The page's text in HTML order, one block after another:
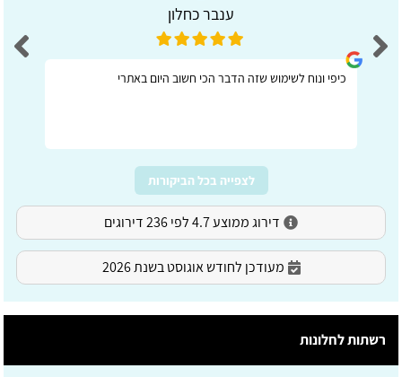
ענבר כחלון
כיפי ונוח לשימוש שזה הדבר הכי חשוב היום באתרי
לצפייה בכל הביקורות
דירוג ממוצע 4.7 לפי 236 דירוגים
מעודכן לחודש אוגוסט בשנת 2026
רשתות לחלונות